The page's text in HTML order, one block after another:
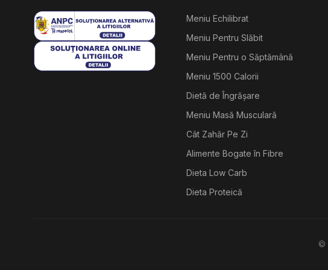
Meniu Echilibrat
Meniu Pentru Slăbit
Meniu Pentru o Săptămână
Meniu 1500 Calorii
Dietă de Îngrășare
Meniu Masă Musculară
Cât Zahăr Pe Zi
Alimente Bogate în Fibre
Dieta Low Carb
Dieta Proteică
©